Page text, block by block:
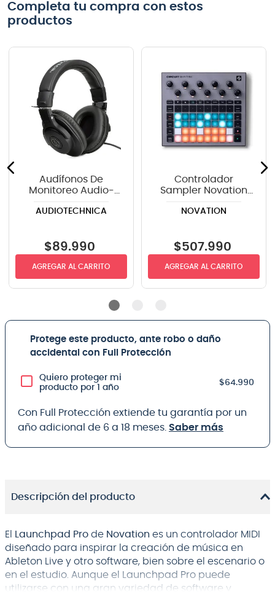
Completa tu compra con estos
productos
Audífonos De
Monitoreo Audio-
AUDIOTECHNICA
$89.990
AGREGAR AL CARRITO
Controlador
Sampler Novation
NOVATION
$507.990
AGREGAR AL CARRITO
Protege este producto, ante robo o daño
accidental con Full Protección
Quiero proteger mi
producto por 1 año
$64.990
Con Full Protección extiende tu garantía por un
año adicional de 6 a 18 meses. Saber más
Descripción del producto
El Launchpad Pro de Novation es un controlador MIDI
diseñado para inspirar la creación de música en
Ableton Live y otro software, bien sobre el escenario o
en el estudio. Aunque el Launchpad Pro puede
utilizarse con una gran variedad de software y